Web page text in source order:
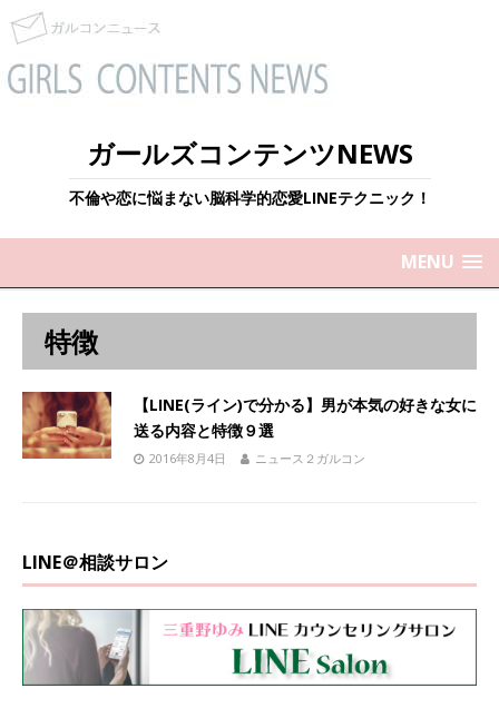
ガールズコンテンツNEWS
不倫や恋に悩まない脳科学的恋愛LINEテクニック！
MENU
特徴
【LINE(ライン)で分かる】男が本気の好きな女に
送る内容と特徴９選
2016年8月4日 ニュース２ガルコン
LINE＠相談サロン